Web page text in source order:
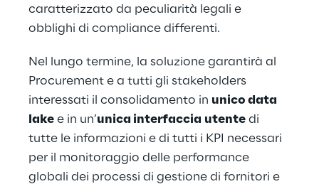
caratterizzato da peculiarità legali e
obblighi di compliance differenti.
Nel lungo termine, la soluzione garantirà al
Procurement e a tutti gli stakeholders
interessati il consolidamento in unico data
lake e in un’unica interfaccia utente di
tutte le informazioni e di tutti i KPI necessari
per il monitoraggio delle performance
globali dei processi di gestione di fornitori e